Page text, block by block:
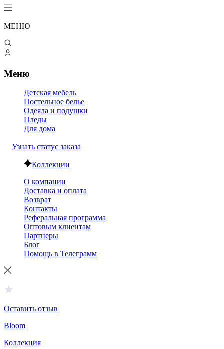
МЕНЮ
Меню
Детская мебель
Постельное белье
Одеяла и подушки
Пледы
Для дома
Узнать статус заказа
Коллекции
О компании
Доставка и оплата
Возврат
Контакты
Реферальная программа
Оптовым клиентам
Партнеры
Блог
Помощь в Телеграмм
Оставить отзыв
Bloom
Коллекция